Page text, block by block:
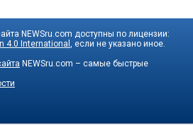
NEWSru.com доступны по лицензии:
4.0 International
, если не указано иное.
NEWSru.com – самые быстрые